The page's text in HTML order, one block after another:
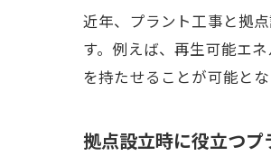
近年、プラント工事と拠
す。例えば、再生可能エ
を持たせることが可能と
拠点設立時に役立つ